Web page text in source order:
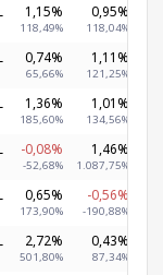
1,15%
118,49%
0,95%
118,04%
0,74%
65,66%
1,11%
121,25%
1,36%
185,60%
1,01%
134,56%
-0,08%
-52,68%
1,46%
1.087,75%
0,65%
173,90%
-0,56%
-190,88%
2,72%
501,80%
0,43%
87,34%